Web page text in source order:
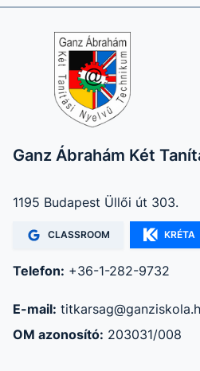
Ganz Ábrahám Két
1195 Budapest Üllői út 303.
CLASSROOM KRÉTA
Telefon: +36-1-282-9732
E-mail:
OM azonosító: 203031/008